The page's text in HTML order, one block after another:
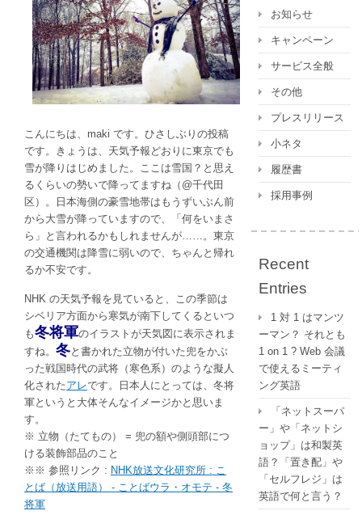
こんにちは、maki です。ひさしぶりの投稿
です。きょうは、天気予報どおりに東京でも
雪が降りはじめました。ここは雪国？と思え
るくらいの勢いで降ってますね（@千代田
区）。日本海側の豪雪地帯はもうずいぶん前
から大雪が降っていますので、「何をいまさ
ら」と言われるかもしれませんが……。東京
の交通機関は降雪に弱いので、ちゃんと帰れ
るか不安です。
NHK の天気予報を見ていると、この季節は
シベリア方面から寒気が南下してくるといつ
も冬将軍のイラストが天気図に表示されま
すね。 冬と書かれた立物が付いた兜をかぶ
った戦国時代の武将（寒色系）のような擬人
化されたアレです。日本人にとっては、冬将
軍というと大体そんなイメージかと思いま
す。
※ 立物（たてもの） = 兜の額や側頭部につ
ける装飾部品のこと
※※ 参照リンク : NHK放送文化研究所 : こ
とば（放送用語） - ことばウラ・オモテ - 冬
将軍
お知らせ
キャンペーン
サービス全般
その他
プレスリリース
小ネタ
履歴書
採用事例
Recent
Entries
1 対 1 はマンツ
ーマン？ それとも
1 on 1 ? Web 会議
で使えるミーティ
ング英語
「ネットスーパ
ー」や「ネットシ
ョップ」は和製英
語？「置き配」や
「セルフレジ」は
英語で何と言う？